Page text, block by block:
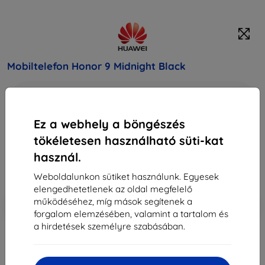
Ez a webhely a böngészés
tökéletesen használható süti-kat
használ.
Weboldalunkon sütiket használunk. Egyesek
elengedhetetlenek az oldal megfelelő
működéséhez, míg mások segítenek a
forgalom elemzésében, valamint a tartalom és
a hirdetések személyre szabásában.
Mobiltelefon Honor 9 Midnight Black
150 290 Ft
135 260 Ft
Ár ÁFA nelkül106 504 Ft
-10% Kedvezmény kuponnalEXTRA10